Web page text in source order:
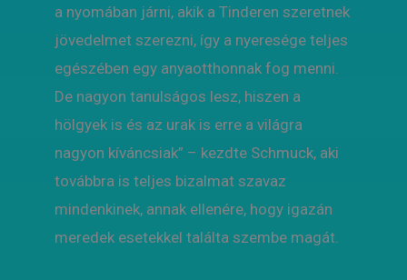
a nyomában járni, akik a Tinderen szeretnek
jövedelmet szerezni, így a nyeresége teljes
egészében egy anyaotthonnak fog menni.
De nagyon tanulságos lesz, hiszen a
hölgyek is és az urak is erre a világra
nagyon kíváncsiak” – kezdte Schmuck, aki
továbbra is teljes bizalmat szavaz
mindenkinek, annak ellenére, hogy igazán
meredek esetekkel találta szembe magát.